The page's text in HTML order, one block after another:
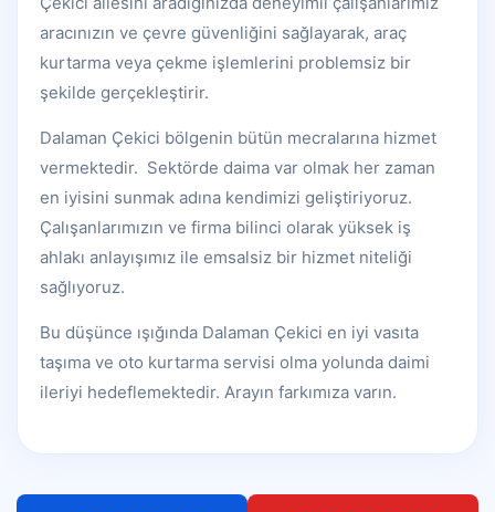
aracınızın ve çevre güvenliğini sağlayarak, araç
kurtarma veya çekme işlemlerini problemsiz bir
şekilde gerçekleştirir.
Dalaman Çekici bölgenin bütün mecralarına hizmet
vermektedir. Sektörde daima var olmak her zaman
en iyisini sunmak adına kendimizi geliştiriyoruz.
Çalışanlarımızın ve firma bilinci olarak yüksek iş
ahlakı anlayışımız ile emsalsiz bir hizmet niteliği
sağlıyoruz.
Bu düşünce ışığında Dalaman Çekici en iyi vasıta
taşıma ve oto kurtarma servisi olma yolunda daimi
ileriyi hedeflemektedir. Arayın farkımıza varın.